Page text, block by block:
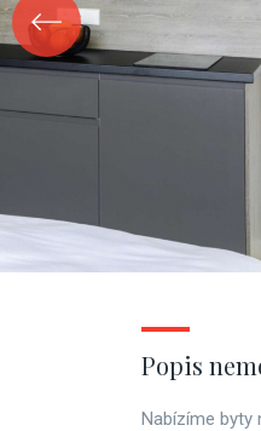
Popis
Nabízíme byty